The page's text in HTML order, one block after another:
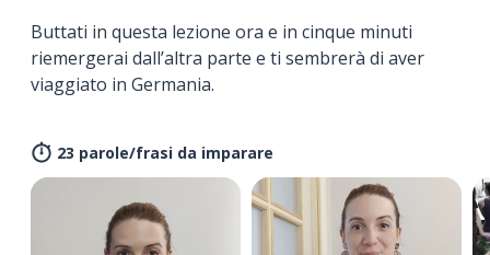
Buttati in questa lezione ora e in cinque minuti
riemergerai dall’altra parte e ti sembrerà di aver
viaggiato in Germania.
23 parole/frasi da imparare